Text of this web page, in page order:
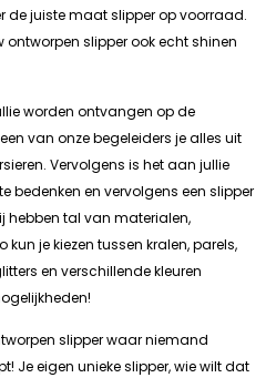
de juiste maat slipper op voorraad.
slipper ook echt shinen
worden ontvangen op de
van onze begeleiders je alles uit
Vervolgens is het aan jullie
bedenken en vervolgens een slipper
hebben tal van materialen,
kun je kiezen tussen kralen, parels,
en verschillende kleuren
slipper waar niemand
Je eigen unieke slipper, wie wilt dat